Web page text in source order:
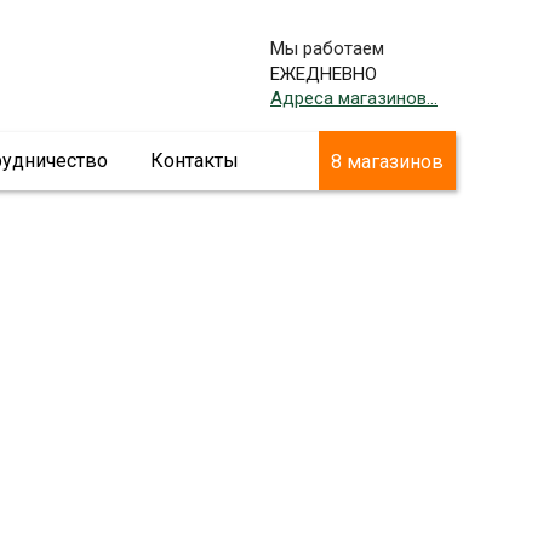
Мы работаем
ЕЖЕДНЕВНО
Адреса магазинов...
Контакты 8 магазинов